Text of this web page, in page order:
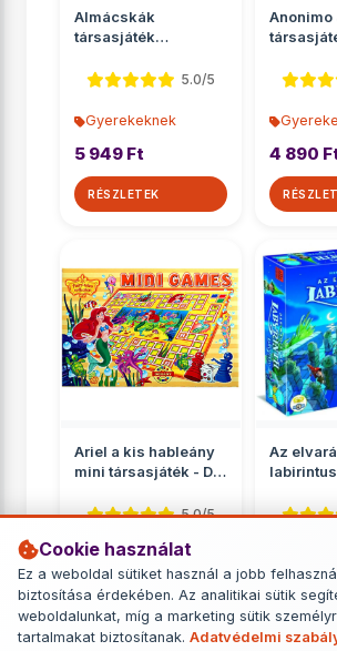
Cookie használat
Ez a weboldal sütiket használ a jobb
biztosítása érdekében. Az analitikai sütik
weboldalunkat, míg a marketing sütik
tartalmakat biztosítanak. Adatvédelmi
Almácskák
társasjáték
Ravensburger 5.0/5
Gyerekeknek
5 949 Ft
RÉSZLETEK
Anonimo
4 890
Ariel a kis hableány
mini társasjáték - D-
5.0/5
Gyerekeknek
890 Ft
RÉSZLETEK
Az
11 449